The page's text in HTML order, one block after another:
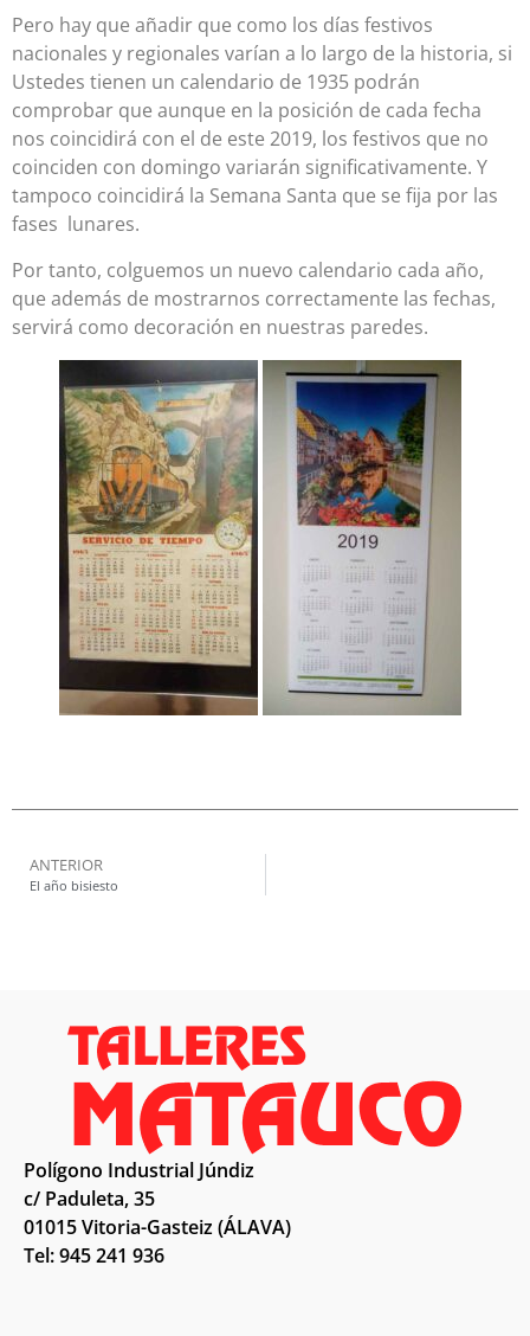
Pero hay que añadir que como los días festivos
nacionales y regionales varían a lo largo de la historia, si
Ustedes tienen un calendario de 1935 podrán
comprobar que aunque en la posición de cada fecha
nos coincidirá con el de este 2019, los festivos que no
coinciden con domingo variarán significativamente. Y
tampoco coincidirá la Semana Santa que se fija por las
fases lunares.
Por tanto, colguemos un nuevo calendario cada año,
que además de mostrarnos correctamente las fechas,
servirá como decoración en nuestras paredes.
ANTERIOR
El año bisiesto
Polígono Industrial Júndiz
c/ Paduleta, 35
01015 Vitoria-Gasteiz (ÁLAVA)
Tel: 945 241 936